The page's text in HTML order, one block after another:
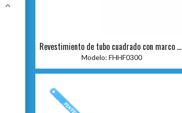
Revestimiento de tubo cuadrado con marco de
sierra para metales
Modelo: FHHF0300